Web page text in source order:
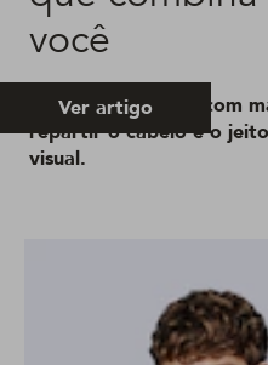
você
Central ou lateral, com
repartir o cabelo é o
visual.
Ver artigo